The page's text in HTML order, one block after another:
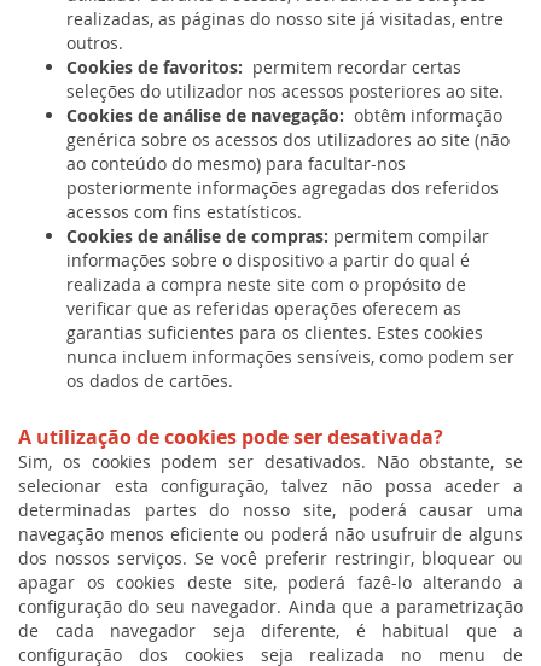
realizadas, as páginas do nosso site já visitadas, entre
outros.
Cookies de favoritos: permitem recordar certas
seleções do utilizador nos acessos posteriores ao site.
Cookies de análise de navegação: obtêm informação
genérica sobre os acessos dos utilizadores ao site (não
ao conteúdo do mesmo) para facultar-nos
posteriormente informações agregadas dos referidos
acessos com fins estatísticos.
Cookies de análise de compras: permitem compilar
informações sobre o dispositivo a partir do qual é
realizada a compra neste site com o propósito de
verificar que as referidas operações oferecem as
garantias suficientes para os clientes. Estes cookies
nunca incluem informações sensíveis, como podem ser
os dados de cartões.
A utilização de cookies pode ser desativada?
Sim, os cookies podem ser desativados. Não obstante, se
selecionar esta configuração, talvez não possa aceder a
determinadas partes do nosso site, poderá causar uma
navegação menos eficiente ou poderá não usufruir de alguns
dos nossos serviços. Se você preferir restringir, bloquear ou
apagar os cookies deste site, poderá fazê-lo alterando a
configuração do seu navegador. Ainda que a parametrização
de cada navegador seja diferente, é habitual que a
configuração dos cookies seja realizada no menu de